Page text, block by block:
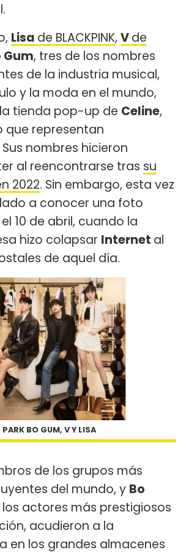
Lisa de BLACKPINK, Vde
Gum, tres de los nombres
de la industria musical,
y la moda en el mundo,
tienda pop-up de Celine,
que representan
nombres hicieron
al reencontrarse tras su
2022. Sin embargo, esta vez
a conocer una foto
10 de abril, cuando la
hizo colapsar Internet al
de aquel día.
PARK BO GUM, V Y LISA
de los grupos más
del mundo, y Bo
actores más prestigiosos
acudieron a la
en los grandes almacenes